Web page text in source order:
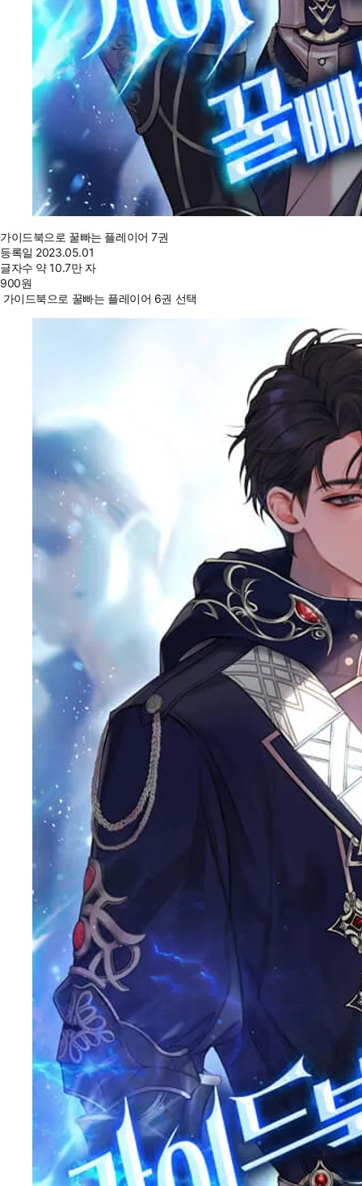
가이드북으로 꿀빠는 플레이어 7권
등록일 2023.05.01
글자수 약 10.7만 자
900원
가이드북으로 꿀빠는 플레이어 6권 선택